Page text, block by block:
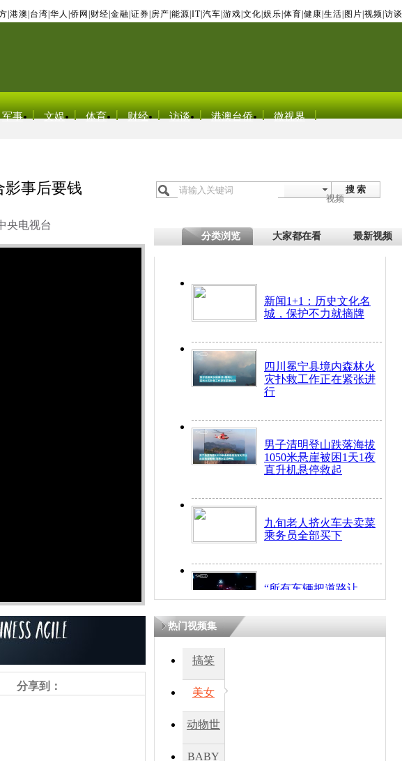
港澳 台湾 华人 侨网 财经 金融 证券 房产 能源 IT| 汽车 游戏 文化 娱乐 体育 健康 生活 图片 视频 访谈
军事 文娱 体育 财经 访谈 港澳台侨 微视界
影事后要钱
央电视台
搜 索
视频
分类浏览 大家都在看 最新视频
新闻1+1：历史文化名
城，保护不力就摘牌
四川冕宁县境内森林火
灾扑救工作正在紧张进
行
男子清明登山跌落海拔
1050米悬崖被困1天1夜
直升机悬停救起
九旬老人挤火车去卖菜
乘务员全部买下
“所有车辆把道路让
开！”儿童突发疾病交
分享到：
热门视频集
搞笑
美女
动物世
BABY